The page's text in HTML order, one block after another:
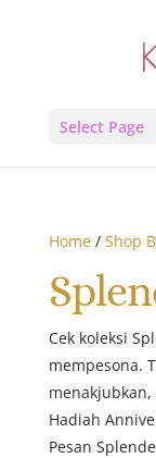
Select Page
Home/ Shop
Cek koleksi
mempesona.
Hadiah
Pesan